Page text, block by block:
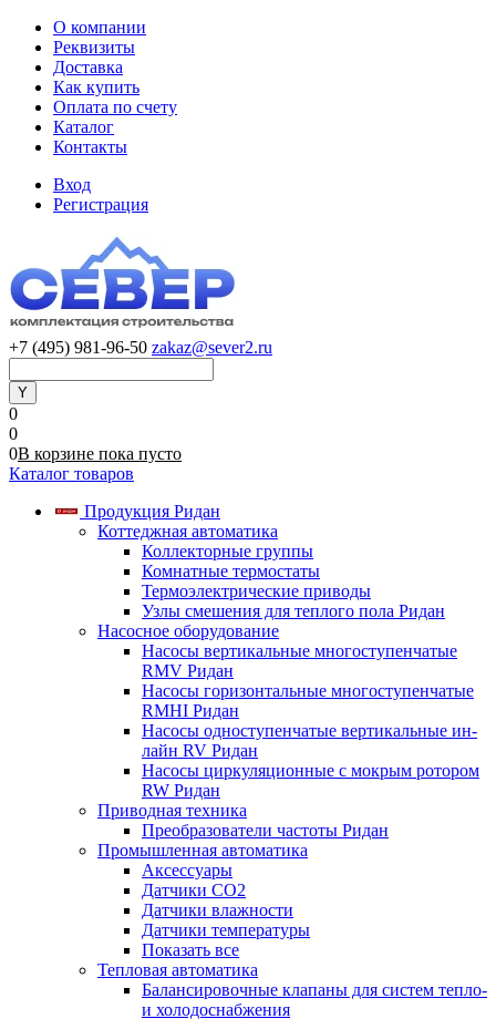
О компании
Реквизиты
Доставка
Как купить
Оплата по счету
Каталог
Контакты
Вход
Регистрация
+7 (495) 981-96-50 zakaz@sever2.ru
0
0
0В корзине пока пусто
Каталог товаров
Продукция Ридан
Коттеджная автоматика
Коллекторные группы
Комнатные термостаты
Термоэлектрические приводы
Узлы смешения для теплого пола Ридан
Насосное оборудование
Насосы вертикальные многоступенчатые
RMV Ридан
Насосы горизонтальные многоступенчатые
RMHI Ридан
Насосы одноступенчатые вертикальные ин-
лайн RV Ридан
Насосы циркуляционные с мокрым ротором
RW Ридан
Приводная техника
Преобразователи частоты Ридан
Промышленная автоматика
Аксессуары
Датчики CO2
Датчики влажности
Датчики температуры
Показать все
Тепловая автоматика
Балансировочные клапаны для систем тепло-
и холодоснабжения